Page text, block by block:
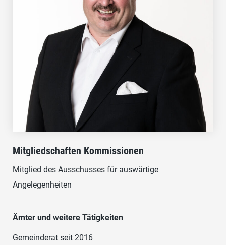
Mitgliedschaften Kommissionen
Mitglied des Ausschusses für auswärtige
Angelegenheiten
Ämter und weitere Tätigkeiten
Gemeinderat seit 2016